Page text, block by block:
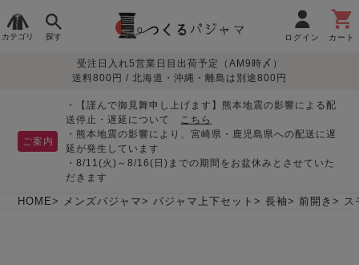
カテゴリ 探す ログイン カート
レディースパジャマ
生地で
さがす
目的別で
さがす
敏感肌用
パジャマ
入院・介護
胸が目立たない
デザインで
さがす
夏パジャマ特集 つくるパジャマとは
受注日入れ5営業日目出荷予定（AM9時〆）
送料800円 / 北海道・沖縄・離島は別途800円
ご案内
・【謹んで御見舞申し上げます】熊本地震の影響による配
送停止・遅延について こちら
・熊本地震の影響により、宮崎県・鹿児島県への配送に遅
延が発生しています
・8/11(火)～8/16(日)までの期間をお盆休みとさせていた
だきます
HOME メンズパジャマ パジャマ上下セット 長袖 前開き ス